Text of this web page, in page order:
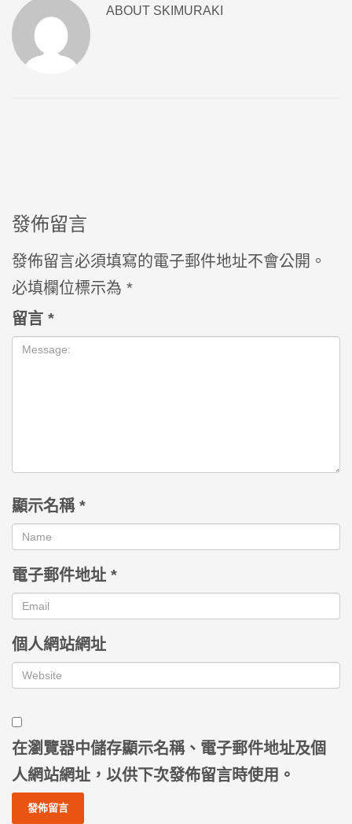
ABOUT SKIMURAKI
發佈留言
發佈留言必須填寫的電子郵件地址不會公開。
必填欄位標示為 *
留言 *
顯示名稱 *
電子郵件地址 *
個人網站網址
在瀏覽器中儲存顯示名稱、電子郵件地址及個
人網站網址，以供下次發佈留言時使用。